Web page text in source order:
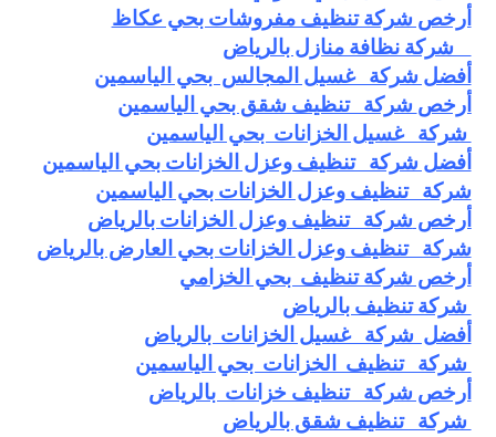
أرخص شركة تنظيف مفروشات بحي عكاظ
شركة نظافة منازل بالرياض
أفضل شركة غسيل المجالس بحي الياسمين
أرخص شركة تنظيف شقق بحي الياسمين
شركة غسيل الخزانات بحي الياسمين
أفضل شركة تنظيف وعزل الخزانات بحي الياسمين
شركة تنظيف وعزل الخزانات بحي الياسمين
أرخص شركة تنظيف وعزل الخزانات بالرياض
شركة تنظيف وعزل الخزانات بحي العارض بالرياض
أرخص شركة تنظيف بحي الخزامي
شركة تنظيف بالرياض
أفضل شركة غسيل الخزانات بالرياض
شركة تنظيف الخزانات بحي الياسمين
أرخص شركة تنظيف خزانات بالرياض
شركة تنظيف شقق بالرياض